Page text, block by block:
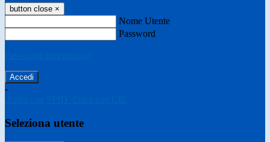
button close ×
Nome Utente
Password
-
Seleziona utente